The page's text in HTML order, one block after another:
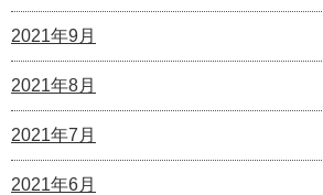
2021年9月
2021年8月
2021年7月
2021年6月